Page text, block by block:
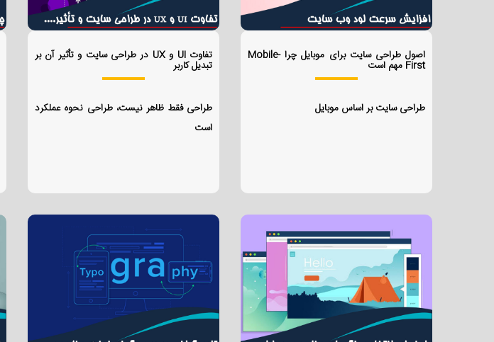
تفاوت UI و UX در طراحی سایت و تأثیر آن بر
تبدیل کاربر
طراحی فقط ظاهر نیست، طراحی نحوه عملکرد
است
اصول طراحی سایت برای موبایل چرا Mobile-
First مهم است
طراحی سایت بر اساس موبایل